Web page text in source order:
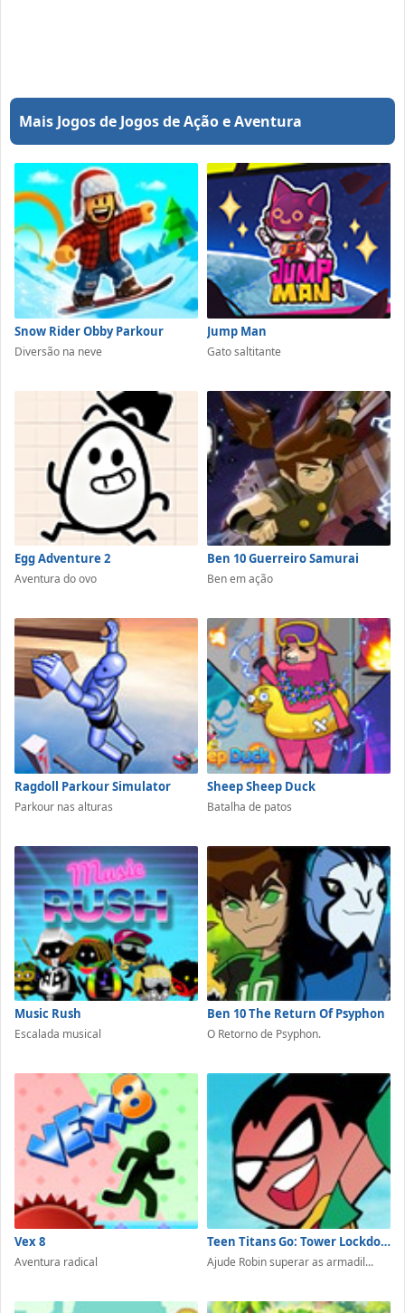
Mais Jogos de Jogos de Ação e Aventura
Snow Rider Obby Parkour
Diversão na neve
Jump Man
Gato saltitante
Egg Adventure 2
Aventura do ovo
Ben 10 Guerreiro Samurai
Ben em ação
Ragdoll Parkour Simulator
Parkour nas alturas
Sheep Sheep Duck
Batalha de patos
Music Rush
Escalada musical
Ben 10 The Return Of Psyphon
O Retorno de Psyphon.
Vex 8
Aventura radical
Teen Titans Go: Tower Lockdown
Ajude Robin superar as armadil...